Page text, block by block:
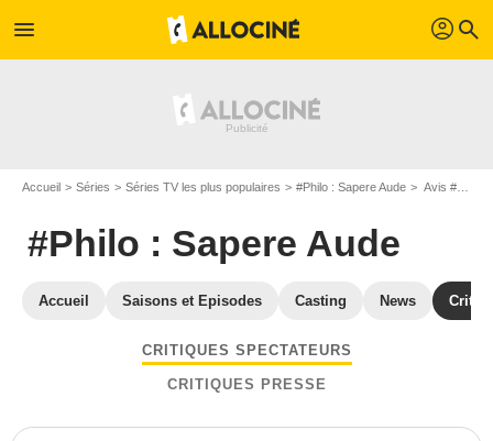
menu profil search
Accueil Séries Séries TV les plus populaires #Philo : Sapere Aude Avis #Philo : Sapere Aude
#Philo : Sapere Aude
Accueil Saisons et Episodes Casting News
CRITIQUES SPECTATEURS
CRITIQUES PRESSE